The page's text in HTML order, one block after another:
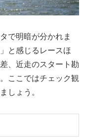
で明暗が分かれま
と感じるレースほ
、近走のスタート勘
ここではチェック観
しょう。